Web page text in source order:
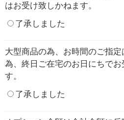
はお受け致しかねます。
了承しました
大型商品の為、お時間のご指
為、終日ご在宅のお日にちでお
す。
了承しました